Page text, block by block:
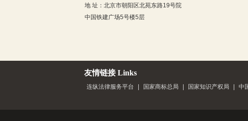
地 址：北京市朝阳区北苑东路19号院
中国铁建广场5号楼5层
友情链接 Links
连纵法律服务平台 国家商标总局 国家知识产权局 中